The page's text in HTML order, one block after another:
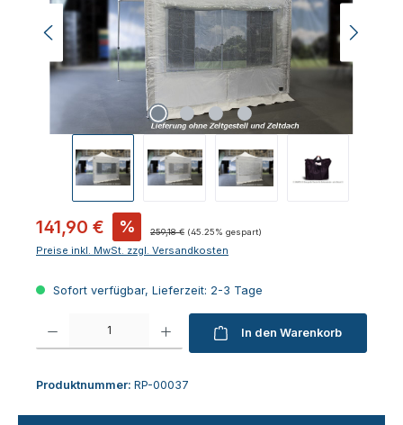
Verkaufspreis:
141,90 € % Regulärer Preis:
259,18 € (45.25% gespart)
Preise inkl. MwSt. zzgl. Versandkosten
Sofort verfügbar, Lieferzeit: 2-3 Tage
In den Warenkorb
Produktnummer: RP-00037